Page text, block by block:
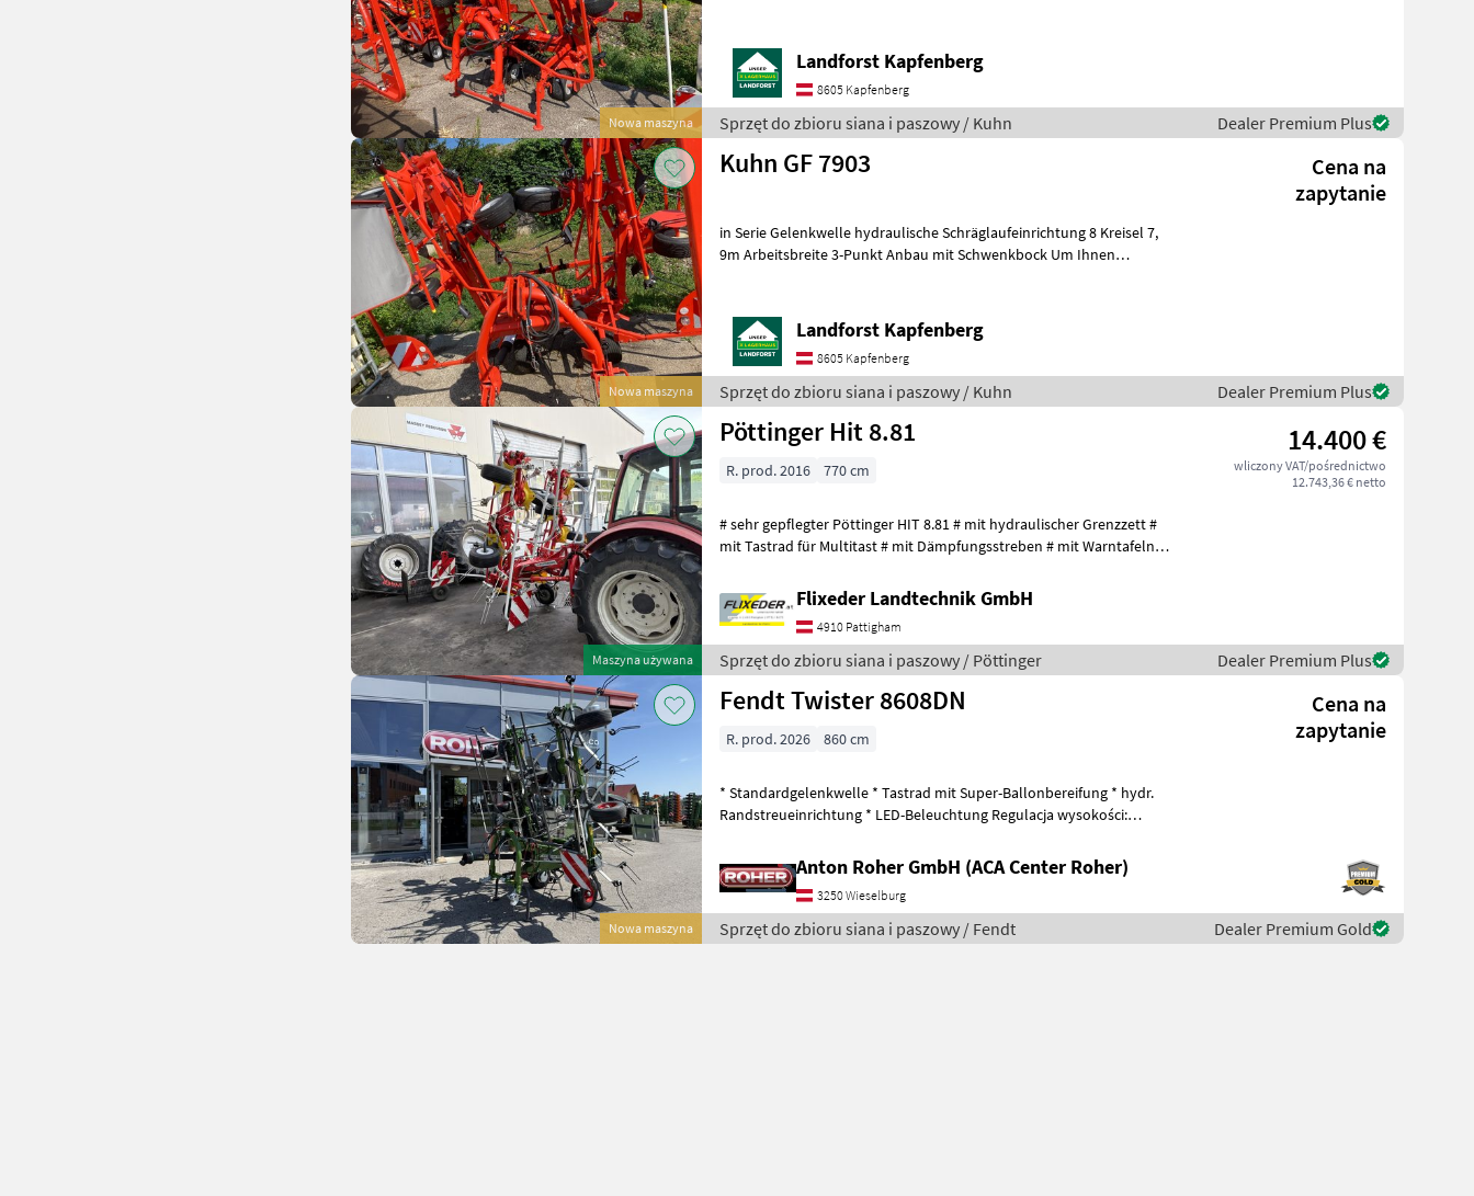
Nowa maszyna
Landforst Kapfenberg
8605 Kapfenberg
Sprzęt do zbioru siana i paszowy / Kuhn Dealer Premium Plus
Nowa maszyna
Kuhn GF 7903
Cena na
zapytanie
in Serie Gelenkwelle hydraulische Schräglaufeinrichtung 8 Kreisel 7,
9m Arbeitsbreite 3-Punkt Anbau mit Schwenkbock Um Ihnen
Landforst Kapfenberg
8605 Kapfenberg
Sprzęt do zbioru siana i paszowy / Kuhn Dealer Premium Plus
Maszyna używana
Pöttinger Hit 8.81 14.400 €
wliczony VAT/pośrednictwo
12.743,36 € netto
R. prod. 2016 770 cm
# sehr gepflegter Pöttinger HIT 8.81 # mit hydraulischer Grenzzett #
mit Tastrad für Multitast # mit Dämpfungsstreben # mit Warntafeln
Flixeder Landtechnik GmbH
4910 Pattigham
Sprzęt do zbioru siana i paszowy / Pöttinger Dealer Premium Plus
Nowa maszyna
Fendt Twister 8608DN
Cena na
zapytanie
R. prod. 2026 860 cm
* Standardgelenkwelle * Tastrad mit Super-Ballonbereifung * hydr.
Randstreueinrichtung * LED-Beleuchtung Regulacja wysokości:
Anton Roher GmbH (ACA Center Roher)
3250 Wieselburg
Sprzęt do zbioru siana i paszowy / Fendt Dealer Premium Gold